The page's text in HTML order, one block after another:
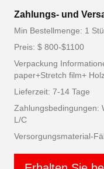
Zahlungs- und
Min Bestellmenge: 1
Preis: $ 800-$1100
Verpackung
paper+Stretch film+
Lieferzeit: 7-14 Tage
Zahlungsbedingungen:
L/C
Versorgungsmaterial-